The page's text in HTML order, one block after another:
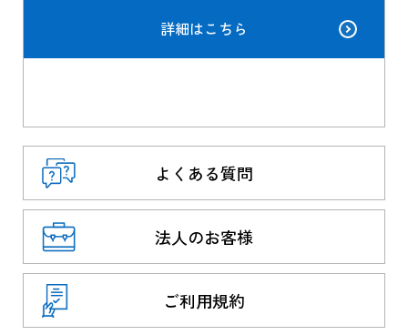
詳細はこちら
よくある質問
法人のお客様
ご利用規約